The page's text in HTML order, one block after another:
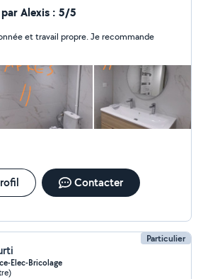
LAVABO, BAIGNOIRE, WC...... etc
et radiateur, nettoyage,
questions.. N'hésitez pas à me
Alexis : 5/5
et travail propre. Je recommande
Contacter
Particulier
Elec-Bricolage